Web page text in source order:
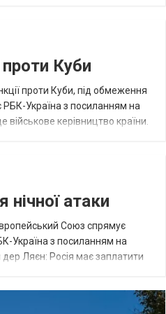
Куби
проти Куби, під обмеження
РБК-Україна з посиланням на
керівництво країни.
атаки
Союз спрямує
Україна з посиланням на
дер Ляєн: Росія має заплатити